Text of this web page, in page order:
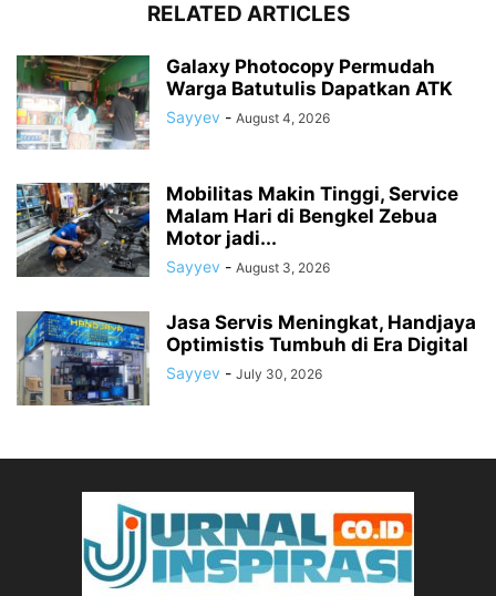
RELATED ARTICLES
Galaxy Photocopy Permudah
Warga Batutulis Dapatkan ATK
Sayyev - August 4, 2026
Mobilitas Makin Tinggi, Service
Malam Hari di Bengkel Zebua
Motor jadi...
Sayyev - August 3, 2026
Jasa Servis Meningkat, Handjaya
Optimistis Tumbuh di Era Digital
Sayyev - July 30, 2026